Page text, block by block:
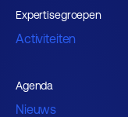
Expertisegroepen
Activiteiten
Agenda
Nieuws